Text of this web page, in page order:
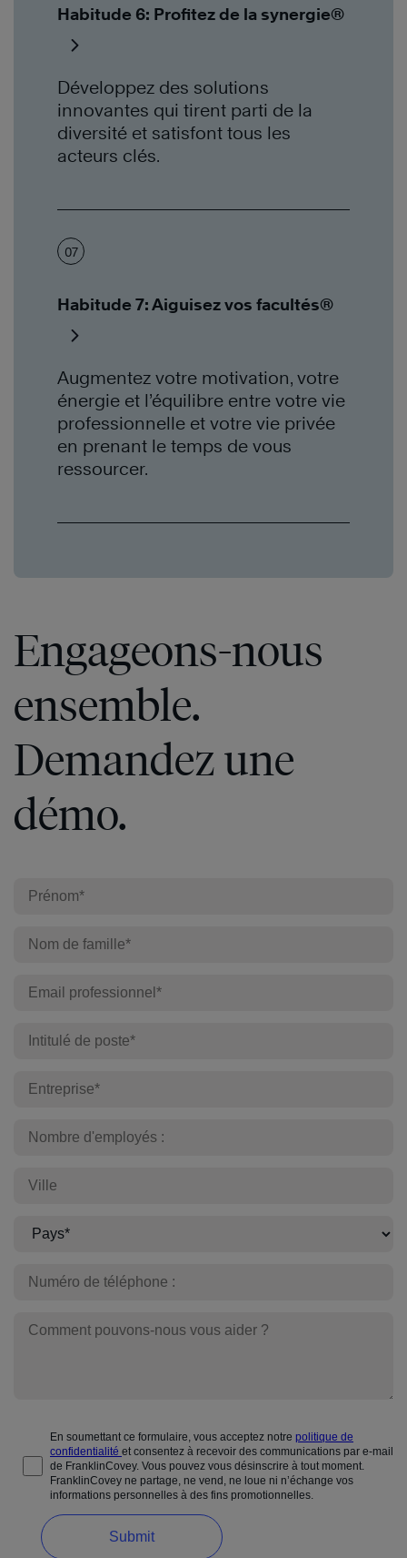
Habitude 6: Profitez de la synergie®
Développez des solutions
innovantes qui tirent parti de la
diversité et satisfont tous les
acteurs clés.
07
Habitude 7: Aiguisez vos facultés®
Augmentez votre motivation, votre
énergie et l’équilibre entre votre vie
professionnelle et votre vie privée
en prenant le temps de vous
ressourcer.
Engageons-nous
ensemble.
Demandez une
démo.